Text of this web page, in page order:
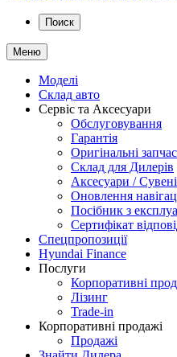
Поиск
Меню
Моделі
Склад авто
Сервіс та Аксесуари
Обслуговування
Гарантія
Оригінальні
Склад для Дилерів
Аксесуари /
Оновлення
Посібник з
Сертифікат
Спецпропозиції
Hyundai Finance
Послуги
Корпоративні
Лізинг
Trade-in
Корпоративні продажі
Продажі